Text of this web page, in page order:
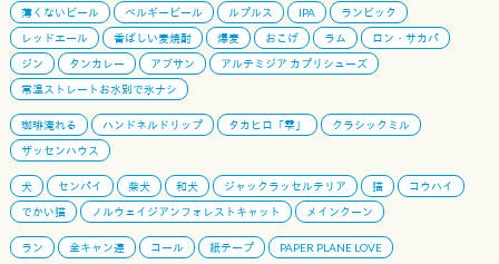
薄くないビール ベルギービール ルプルス IPA
ランビック
レッドエール
香ばしい麦焼酎 爆麦 おこげ ラム
ロン・サカパ
ジン
タンカレー アブサン
アルテミジア カプリシューズ
常温ストレートお水別で氷ナシ
珈琲淹れる ハンドネルドリップ タカヒロ「雫」
クラシックミル
ザッセンハウス
犬 センパイ 柴犬 和犬 ジャックラッセルテリア 猫
コウハイ
でかい猫
ノルウェイジアンフォレストキャット メインクーン
ラン 全キャン連 コール 紙テープ PAPER PLANE LOVE